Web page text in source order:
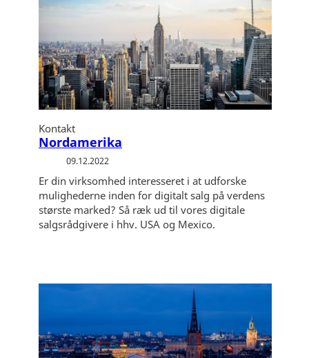
Kontakt
Nordamerika
09.12.2022
Er din virksomhed interesseret i at udforske
mulighederne inden for digitalt salg på verdens
største marked? Så ræk ud til vores digitale
salgsrådgivere i hhv. USA og Mexico.